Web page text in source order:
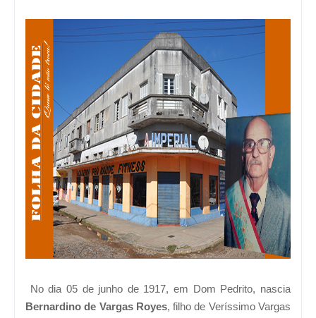
No dia 05 de junho de 1917, em Dom Pedrito, nascia
Bernardino de Vargas Royes, filho de Veríssimo Vargas